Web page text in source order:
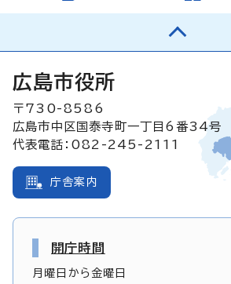
広島市役所
〒730-8586
広島市中区国泰寺町一丁目6番34号
代表電話：082-245-2111
庁舎案内
開庁時間
月曜日から金曜日